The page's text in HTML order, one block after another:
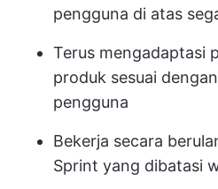
pengguna di atas
Terus mengadaptasi
produk sesuai
pengguna
Bekerja secara
Sprint yang dibatasi